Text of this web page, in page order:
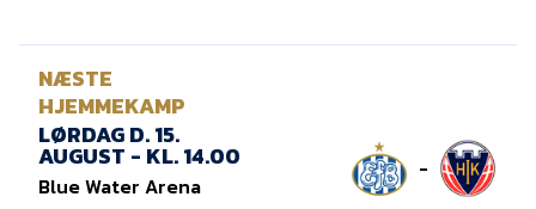
NÆSTE
HJEMMEKAMP
LØRDAG D. 15.
AUGUST - KL. 14.00
Blue Water Arena
-